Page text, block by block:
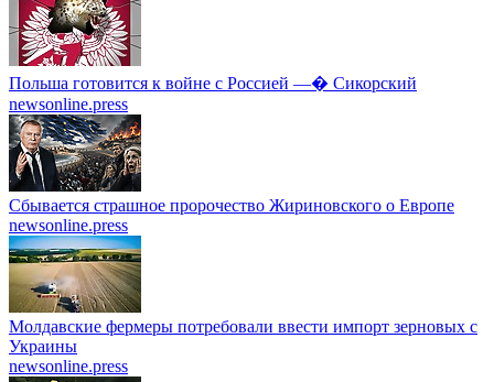
Польша готовится к войне с Россией —� Сикорский
newsonline.press
Сбывается страшное пророчество Жириновского о Европе
newsonline.press
Молдавские фермеры потребовали ввести импорт зерновых с
Украины
newsonline.press